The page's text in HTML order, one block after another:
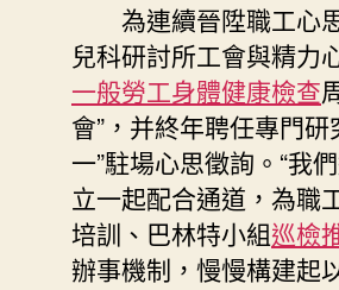
為連續晉陞職工心
兒科研討所工會與精力
一般勞工身體健康檢查
會”，并終年聘任專門
一”駐場心思徵詢。“我
立一起配合通道，為職
培訓、巴林特小組巡檢
辦事機制，慢慢構建起